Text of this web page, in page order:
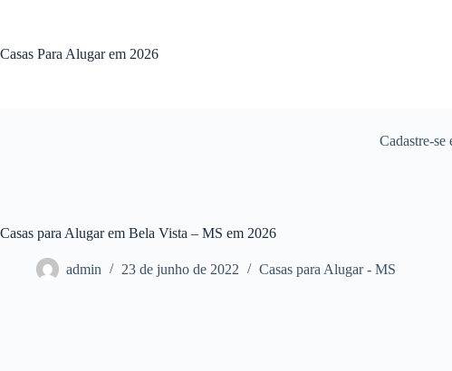
conteúdo
Casas Para Alugar em 2026
Cadastre-se
Casas para Alugar em Bela Vista – MS em 2026
admin 23 de junho de 2022 Casas para Alugar - MS